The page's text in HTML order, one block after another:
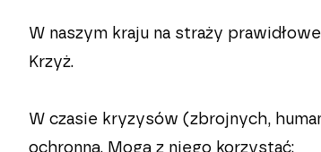
W naszym kraju na straży
Krzyż.
W czasie kryzysów (zbrojnych,
ochronną. Mogą z niego korzystać: